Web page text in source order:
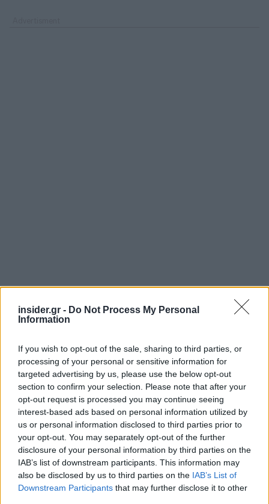
insider.gr - Do Not Process My Personal
Information
If you wish to opt-out of the sale, sharing to third parties, or
processing of your personal or sensitive information for
targeted advertising by us, please use the below opt-out
section to confirm your selection. Please note that after your
opt-out request is processed you may continue seeing
interest-based ads based on personal information utilized by
us or personal information disclosed to third parties prior to
your opt-out. You may separately opt-out of the further
disclosure of your personal information by third parties on the
IAB’s list of downstream participants. This information may
also be disclosed by us to third parties on the IAB’s List of
Downstream Participants that may further disclose it to other
Ολοκληρώνοντας την Σύνοδο Κορυφής ο
πρόεδρος του Ευρωπαϊκού Συμβουλίου, κ.Σαρλ
Μισέλσημείωσε ότι«όλες οι προτεραιότητες, η
υποστήριξη για την Ουκρανία, η μετανάστευση, το
ταμείο αλληλεγγύης, η άμυνα, είναι μέρος (του
πλαισίου διαπραγμάτευσης), που σημαίνει ότι θα
επανέλθουμε στο ζήτημα στις αρχές του